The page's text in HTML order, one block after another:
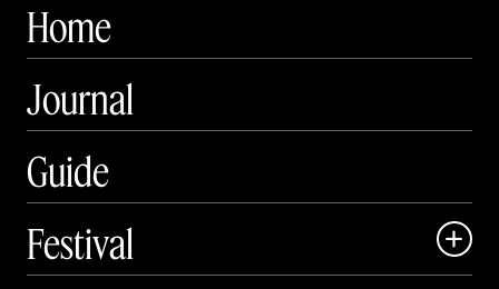
Home
Journal
Guide
Festival
